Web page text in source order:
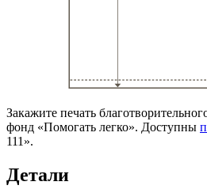
Закажите печать
фонд «Помогать легко». Доступны
111».
Детали